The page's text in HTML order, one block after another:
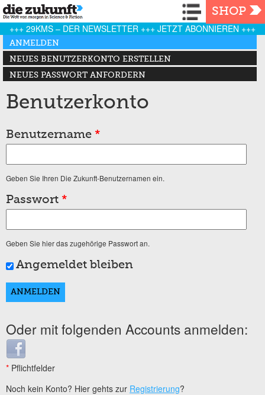
Navigation
SHOP
+++ 29KMS – DER NEWSLETTER +++ JETZT ABONNIEREN +++
Haupt-Reiter
ANMELDEN
(AKTIVER REITER)
NEUES BENUTZERKONTO ERSTELLEN
NEUES PASSWORT ANFORDERN
Benutzerkonto
Benutzername *
Geben Sie Ihren Die Zukunft-Benutzernamen ein.
Passwort *
Geben Sie hier das zugehörige Passwort an.
Angemeldet bleiben
Oder mit folgenden Accounts anmelden:
Login with Facebook
* Pflichtfelder
Noch kein Konto? Hier gehts zur Registrierung?